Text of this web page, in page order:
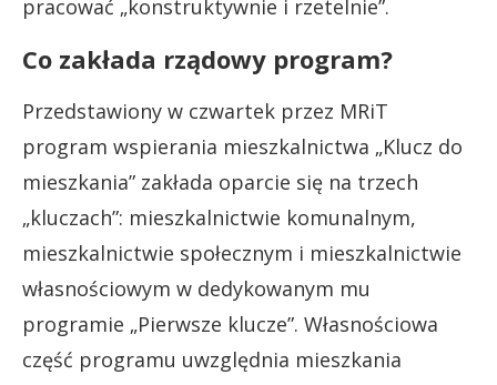
pracować „konstruktywnie i rzetelnie”.
Co zakłada rządowy program?
Przedstawiony w czwartek przez MRiT
program wspierania mieszkalnictwa „Klucz do
mieszkania” zakłada oparcie się na trzech
„kluczach”: mieszkalnictwie komunalnym,
mieszkalnictwie społecznym i mieszkalnictwie
własnościowym w dedykowanym mu
programie „Pierwsze klucze”. Własnościowa
część programu uwzględnia mieszkania